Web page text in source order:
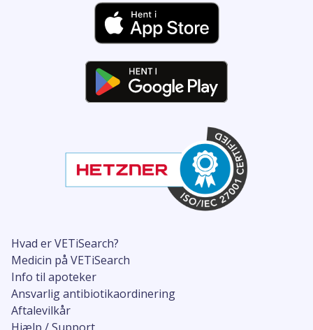
Hvad er VETiSearch?
Medicin på VETiSearch
Info til apoteker
Ansvarlig antibiotikaordinering
Aftalevilkår